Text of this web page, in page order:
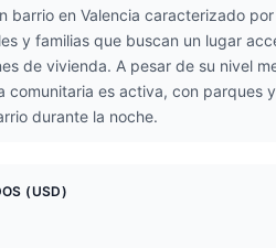
barrio en Valencia caracterizado
y familias que buscan un lugar
de vivienda. A pesar de su nivel
comunitaria es activa, con parques
durante la noche.
(USD)